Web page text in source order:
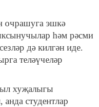
очрашуга эшкә
һәм рәсми
дә килгән иде.
теләүчеләр
хуҗалыгы
студентлар